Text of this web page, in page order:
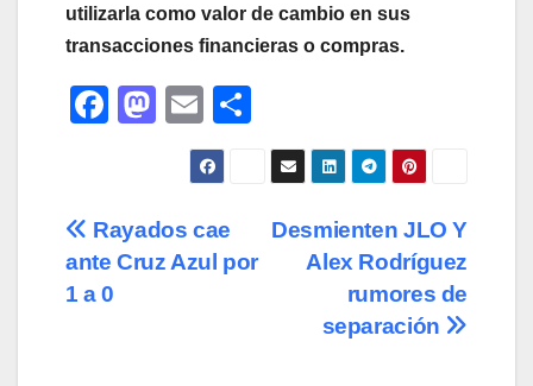
utilizarla como valor de cambio en sus
transacciones financieras o compras.
F
e
b
o
M
o
d
E
m
ail
o
m
ar
Navegación
de
Desmienten JLO Y
Alex Rodríguez
rumores de
separación
Rayados cae
ante Cruz Azul por
1 a 0